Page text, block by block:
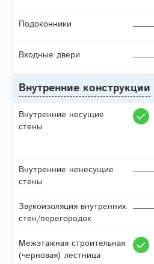
Подоконники
Входные двери
Внутренние конструкции
Внутренние несущие
стены
Внутренние ненесущие
стены
Звукоизоляция внутренних
стен/перегородок
Межэтажная строительная
(черновая) лестница